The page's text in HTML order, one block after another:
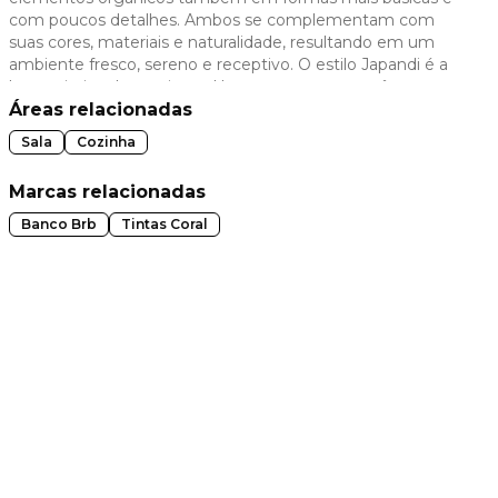
slide
slide
com poucos detalhes. Ambos se complementam com
suas cores, materiais e naturalidade, resultando em um
ambiente fresco, sereno e receptivo. O estilo Japandi é a
base criativa do arquiteto. Uma casa contemporânea,
minimalista e japonista.
Áreas relacionadas
Sala Cozinha
Marcas relacionadas
Banco Brb Tintas Coral